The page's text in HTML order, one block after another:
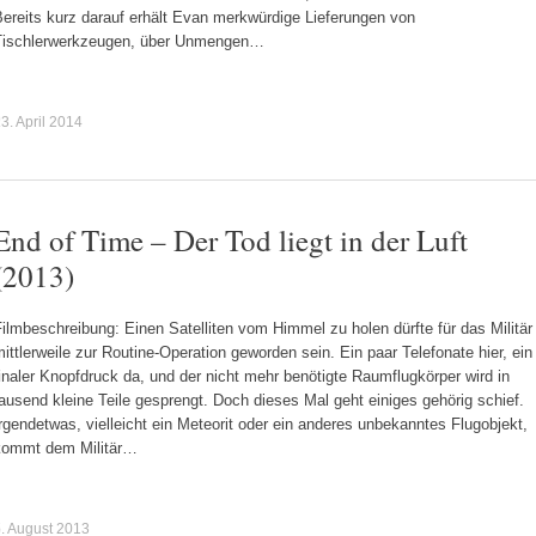
kurz darauf erhält Evan merkwürdige Lieferungen von
über Unmengen…
April 2014
of Time – Der Tod liegt in der Luft
Einen Satelliten vom Himmel zu holen dürfte für das Militär
zur Routine-Operation geworden sein. Ein paar Telefonate hier, ein
Knopfdruck da, und der nicht mehr benötigte Raumflugkörper wird in
kleine Teile gesprengt. Doch dieses Mal geht einiges gehörig schief.
vielleicht ein Meteorit oder ein anderes unbekanntes Flugobjekt,
dem Militär…
August 2013